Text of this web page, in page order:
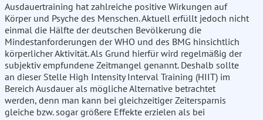
Ausdauertraining hat zahlreiche positive Wirkungen auf
Körper und Psyche des Menschen. Aktuell erfüllt jedoch nicht
einmal die Hälfte der deutschen Bevölkerung die
Mindestanforderungen der WHO und des BMG hinsichtlich
körperlicher Aktivität. Als Grund hierfür wird regelmäßig der
subjektiv empfundene Zeitmangel genannt. Deshalb sollte
an dieser Stelle High Intensity Interval Training (HIIT) im
Bereich Ausdauer als mögliche Alternative betrachtet
werden, denn man kann bei gleichzeitiger Zeitersparnis
gleiche bzw. sogar größere Effekte erzielen als bei